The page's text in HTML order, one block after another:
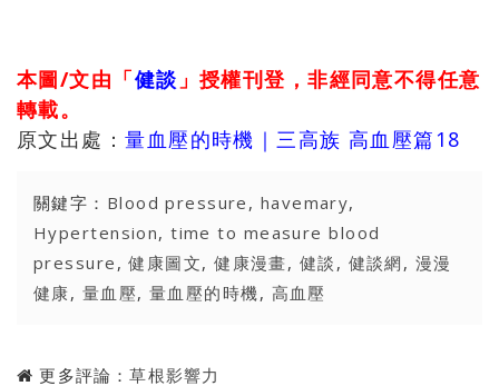
本圖/文由「健談 」授權刊登，非經同意不得任意
轉載。
原文出處：量血壓的時機｜三高族 高血壓篇18
關鍵字： Blood pressure , havemary,
Hypertension,time to measure blood
pressure ,健康圖文,健康漫畫, 健談 , 健談網 , 漫漫
健康, 量血壓, 量血壓的時機, 高血壓
更多評論：草根影響力